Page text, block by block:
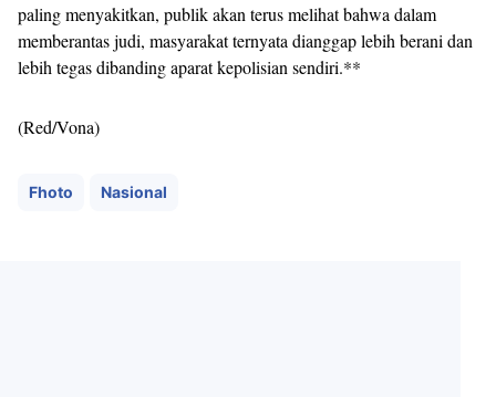
paling menyakitkan, publik akan terus melihat bahwa dalam
memberantas judi, masyarakat ternyata dianggap lebih berani dan
lebih tegas dibanding aparat kepolisian sendiri.**
(Red/Vona)
Fhoto Nasional